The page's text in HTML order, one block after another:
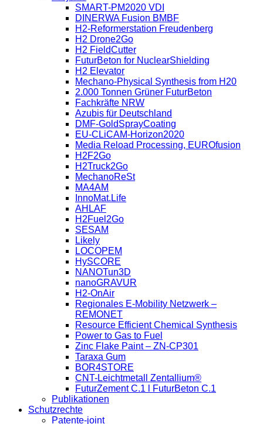
SMART-PM2020 VDI
DINERWA Fusion BMBF
H2-Reformerstation Freudenberg
H2 Drone2Go
H2 FieldCutter
FuturBeton for NuclearShielding
H2 Elevator
Mechano-Physical Synthesis from H20
2.000 Tonnen Grüner FuturBeton
Fachkräfte NRW
Azubis für Deutschland
DMF-GoldSprayCoating
EU-CLiCAM-Horizon2020
Media Reload Processing, EUROfusion
H2F2Go
H2Truck2Go
MechanoReSt
MA4AM
InnoMat.Life
AHLAF
H2Fuel2Go
SESAM
Likely
LOCOPEM
HySCORE
NANOTun3D
nanoGRAVUR
H2-OnAir
Regionales E-Mobility Netzwerk –
REMONET
Resource Efficient Chemical Synthesis
Power to Gas to Fuel
Zinc Flake Paint – ZN-CP301
Taraxa Gum
BOR4STORE
CNT-Leichtmetall Zentallium®
FuturZement C.1 l FuturBeton C.1
Publikationen
Schutzrechte
Patente-joint